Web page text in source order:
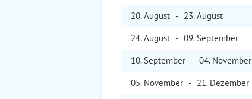
20. August - 23. August
24. August - 09. September
10. September - 04. November
05. November - 21. Dezember